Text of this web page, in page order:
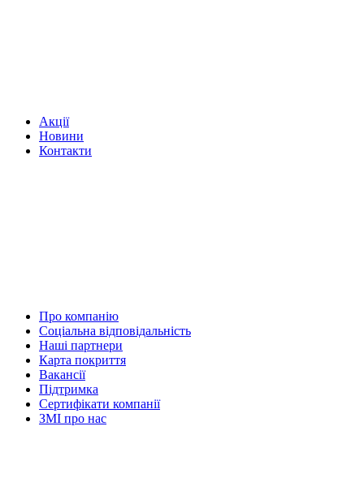
Акції
Новини
Контакти
Про компанію
Соціальна відповідальність
Наші партнери
Карта покриття
Вакансії
Підтримка
Сертифікати компанії
ЗМІ про нас